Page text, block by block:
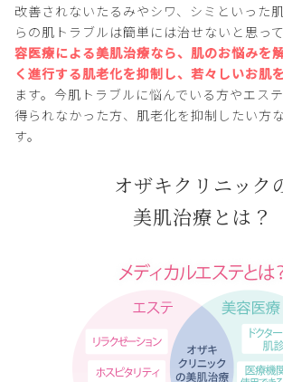
改善されないたるみやシワ、シミといった
らの肌トラブルは簡単には治せないと思っ
容医療による美肌治療なら、肌のお悩みを
く進行する肌老化を抑制し、若々しいお肌
ます。今肌トラブルに悩んでいる方やエス
得られなかった方、肌老化を抑制したい方
す。
オザキクリニック
美肌治療とは？